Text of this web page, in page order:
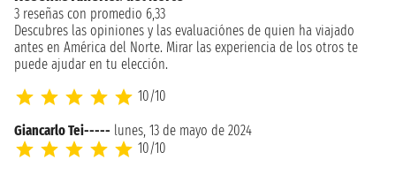
3 reseñas con promedio 6,33
Descubres las opiniones y las evaluaciónes de quien ha viajado
antes en América del Norte. Mirar las experiencia de los otros te
puede ajudar en tu elección.
10/10
Giancarlo Tei----- lunes, 13 de mayo de 2024
10/10